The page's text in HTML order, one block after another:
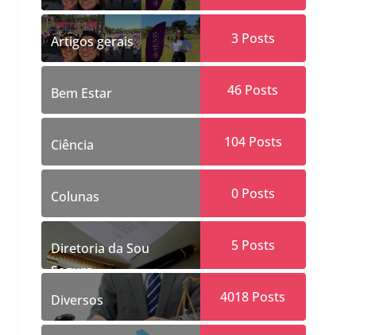
Artigos gerais 3Posts
Bem Estar 46 Posts
Ciência 104Posts
Colunas 0Posts
Diretoria da Sou
Segura
5Posts
Diversos 4018 Posts